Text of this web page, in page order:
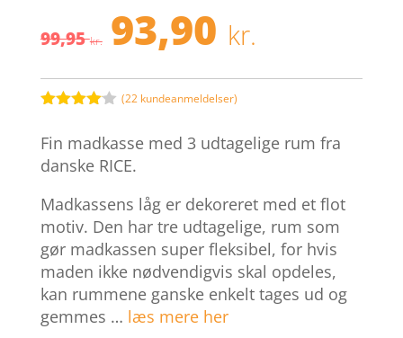
99,95kr. Den
oprindelige
pris
var:
99,95 kr..
93,90 kr.
pris
er:
ud af 5
baseret
på
ømmelse
(22 kundeanmeldelser)
Fin madkasse med 3 udtagelige rum fra
danske RICE.
Madkassens låg er dekoreret med et flot
motiv. Den har tre udtagelige, rum som
gør madkassen super fleksibel, for hvis
maden ikke nødvendigvis skal opdeles,
kan rummene ganske enkelt tages ud og
gemmes … læs mere her